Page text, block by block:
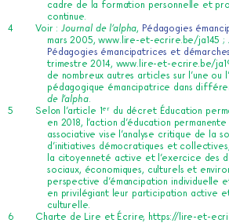
cadre de la formation personnelle et
continue.
Voir : Journal de l’alpha, Pédagogies
mars 2005, www.lire-et-ecrire.be/ja145 ;
Pédagogies émancipatrices et
trimestre 2014, www.lire-et-ecrire.be/
de nombreux autres articles sur l’une ou
pédagogique émancipatrice dans
de l’alpha.
Selon l’article 1er du décret Éducation
en 2018, l’action d’éducation
associative vise l’analyse critique de la
d’initiatives démocratiques et
la citoyenneté active et l’exercice des
sociaux, économiques, culturels et
perspective d’émancipation individuelle
en privilégiant leur participation active
culturelle.
Charte de Lire et Écrire, https://lire-et-